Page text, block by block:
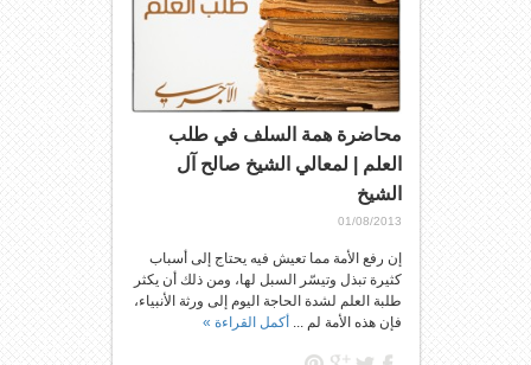
محاضرة همة السلف في طلب
العلم | لمعالي الشيخ صالح آل
الشيخ
01/08/2013
إن رفع الأمة مما تعيش فيه يحتاج إلى أسباب
كثيرة تبذل وتيسّر السبل لها، ومن ذلك أن يكثر
طلبة العلم لشدة الحاجة اليوم إلى ورثة الأنبياء،
فإن هذه الأمة لم ... أكمل القراءة »